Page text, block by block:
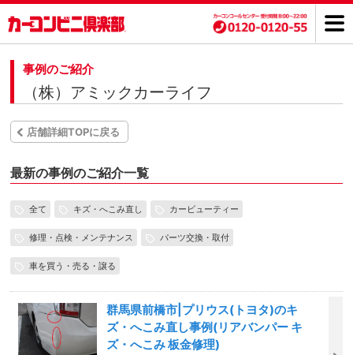
事例のご紹介
（株）アミックカーライフ
店舗詳細TOPに戻る
最新の事例のご紹介一覧
全て キズ・へこみ直し カービューティー
修理・点検・メンテナンス パーツ交換・取付
車を買う・売る・譲る
群馬県前橋市|プリウス(トヨタ)のキ
ズ・へこみ直し事例(リアバンパー キ
ズ・へこみ 板金修理)